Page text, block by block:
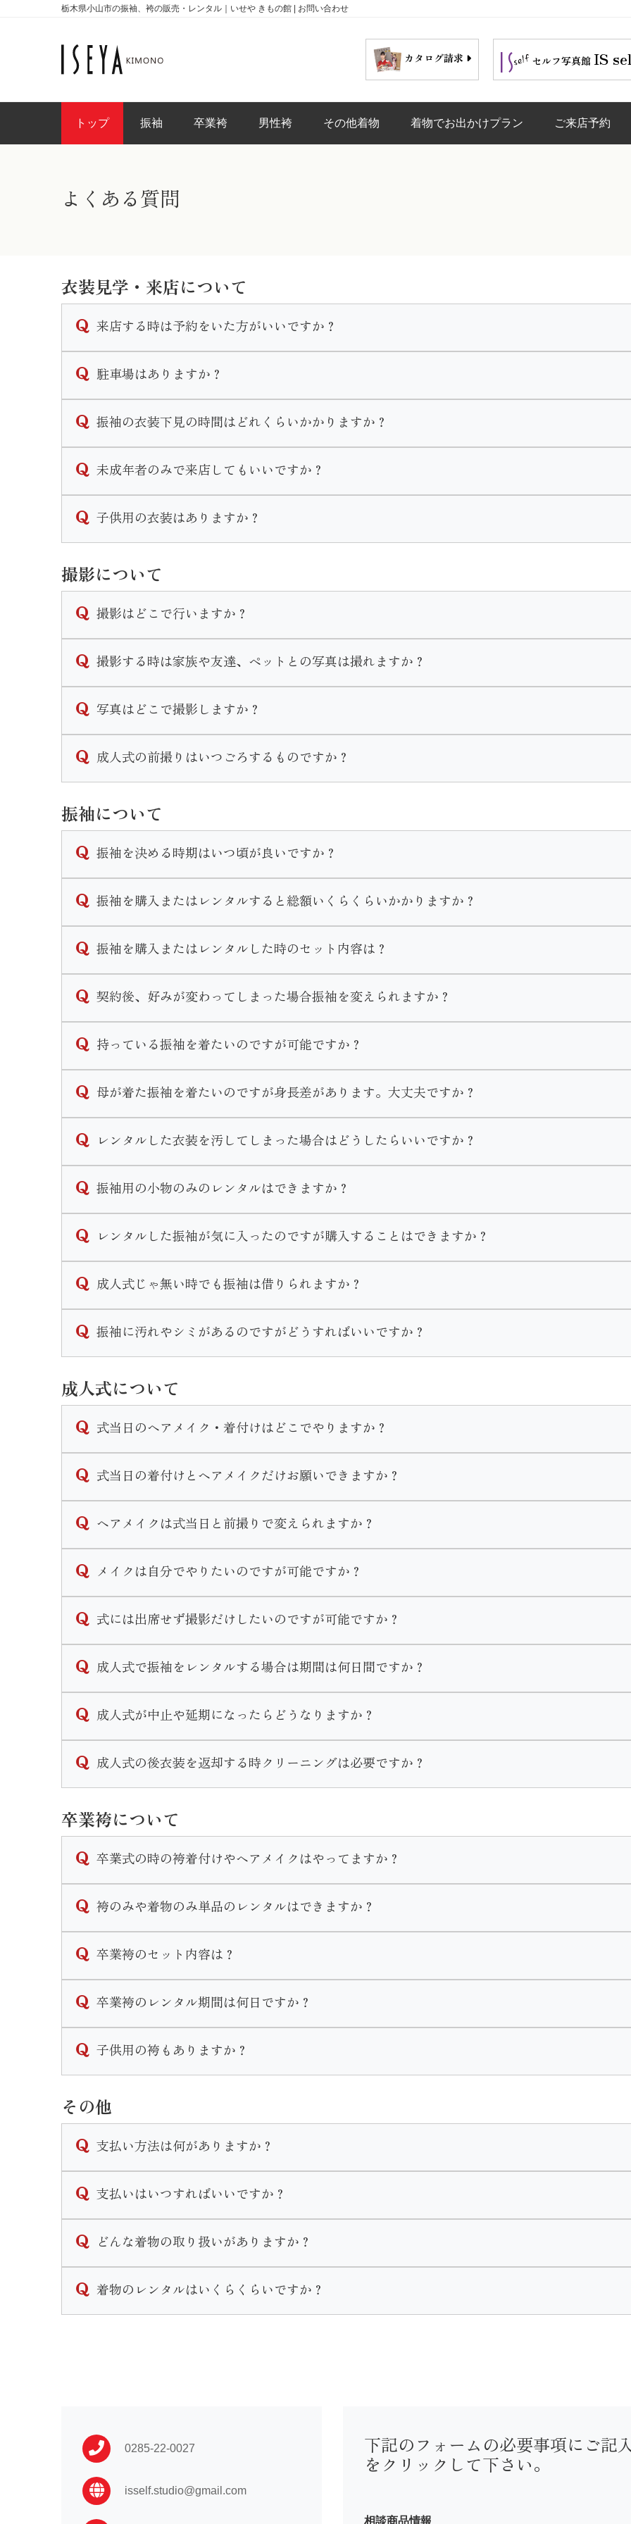
栃木県小山市の振袖、袴の販売・レンタル｜いせや きもの館 | お問い合わせ
カタログ請求 セルフ写真館 IS
トップ 振袖 卒業袴 男性袴 その他着物 着物でお出かけプラン ご来店予約
よくある質問
衣装見学・来店について
来店する時は予約をいた方がいいですか？
可能な限りご予約をいただきます様お願い致します。
なお、ご予約はこのHP内かお電話にて承ります。
駐車場はありますか？
振袖の衣装下見の時間はどれくらいかかりますか？
プラン説明→振袖選び→トータルコーディネート
となります。個人差はありますが１時間半〜２時間程度かかります。
未成年者のみで来店してもいいですか？
振袖一式を気に入ってご契約に至る場合は保護者様の同意が必要となります。
子供用の衣装はありますか？
七五三用の衣装になりますので和装になります。
七五三の詳しいプランはHP内の七五三ページをご覧頂くか店舗までお問い合わせください。
撮影について
撮影はどこで行いますか？
また、スタジオへは階段を登って移動していただく為車椅子でのご移動等の場合は事前にご相談をいただ
撮影する時は家族や友達、ペットとの写真は撮れますか？
家族和装プランや兄妹和装プラン等豊富にご用意しております。
なお家族撮影等の希望がある場合はご予約時にお申し付けくださいませ。
写真はどこで撮影しますか？
成人式の前撮りはいつごろするものですか？
スタジオは予約制となっており年中撮影可能となっておりますので時期や曜日、時間はお客様の御都合に
なお水・木・年末年始は休館日となりますのでご了承くださいませ。
振袖について
振袖を決める時期はいつ頃が良いですか？
当店では高校３年生の夏休み〜春休みの間に決めるお客様が多いです。
決める時期に正解はございませんが早めに動き出すことで豊富な色柄から選べたり、式当日の支度時間が
ます。
振袖を購入またはレンタルすると総額いくらくらいかかりますか？
金額が異なります。
なお、前撮り時の写真代は別途料金となります。
振袖を購入またはレンタルした時のセット内容は？
◆フルセット内容◆
振袖・袋帯・長襦袢・重ね衿・帯揚げ・帯締め・草履・バッグ・ショール・肌着・足袋・着付け小物
その他式当日のお支度と前撮り時のお支度２回分がセットに含まれます。
契約後、好みが変わってしまった場合振袖を変えられますか？
一定期間経過後の変更につきましては手数料が発生いたします。
期間や手数料についての詳しいお問い合わせは店舗までご連絡くださいませ。
持っている振袖を着たいのですが可能ですか？
近年ではお持ちの振袖の小物等を買い替えリメイクしてお召しになる方も多いです。
当店ではリメイクパックプランや単品での小物販売などお客様の需要に合わせてご案内致します。
なお、小物等の購入はせず持ち込み振袖の着付のみのご予約は承っておりません。ご了承くださいませ。
母が着た振袖を着たいのですが身長差があります。大丈夫ですか？
ただ大幅な寸法直しが必要な場合、小さくお直しするのであれば可能ですが大きくするのは難しいこともあ
ご検討のお客様は一度振袖をお持ちの上ご来店頂きご試着して頂きご提案させて頂きますのでお気軽にご
レンタルした衣装を汚してしまった場合はどうしたらいいですか？
万が一、著しく衣装を汚してしまった場合や物をなくしてしまった場合はお直し代や商品代を請求させて
衣装を汚してしまった場合はご返却の際に必ずご一報いただきます様お願い致します。
振袖用の小物のみのレンタルはできますか？
販売のみのご案内となります。
ママ振リメイクプランですとお得に小物を揃えることができます。
レンタルした振袖が気に入ったのですが購入することはできますか？
衣装によってプラス料金は異なりますが振袖一式をそのままご購入いただくことが出来ます。
詳細は店舗までお問い合わせくださいませ。
成人式じゃ無い時でも振袖は借りられますか？
成人式以外の一般レンタルの場合は料金プランが変わります。
振袖に汚れやシミがあるのですがどうすればいいですか？
汚れ具合によっては納期が長くかかる場合もございますのでご着用の２ヶ月程度前にはご来店くださいませ
成人式について
式当日のヘアメイク・着付けはどこでやりますか？
お仕度時間のご予約はご成約時に決定いたします。
当日は営業時間前の早朝から開店し、いせやきもの館内でお支度をします。ヘアメイク・着付け全てのお
せ。
式当日の着付けとヘアメイクだけお願いできますか？
お支度のみのご予約はお断りさせて頂いておりますのでご了承くださいませ。
ヘアメイクは式当日と前撮りで変えられますか？
式当日と前撮りと個々に打ち合わせやカウンセリングを行いますのでその時にお申し付けくださいませ。
メイクは自分でやりたいのですが可能ですか？
メイクだけでなく、ヘアセットは行きつけの美容室でやってくる等の方法もあります。
また一通りのメイクをご自身で行う方もいれば、アイシャドウ やリップ等を着物に合う様ポイントで手直
式には出席せず撮影だけしたいのですが可能ですか？
お持ちの振袖を着用しての撮影「持ち込み撮影コース」と
振袖一式をレンタルして撮影「スタジオプラン」がございます。
どちらのコースでも一度ご来店頂きお打ち合わせや衣装選びをして頂きます。
成人式で振袖をレンタルする場合は期間は何日間ですか？
なお、他の美容室等お客様ご自身で手配してお支度をする場合はレンタル期間は１ヶ月設けております。
成人式が中止や延期になったらどうなりますか？
ご不明な点がございましたらお気軽に店舗までお問い合わせください。
成人式の後衣装を返却する時クリーニングは必要ですか？
ご着用後はそのまま後ご返却頂けます。
なお著しい汚れや破損等がある場合はご返却の際にスタッフまでお伝えいただきます様お願い致します。
卒業袴について
卒業式の時の袴着付けやヘアメイクはやってますか？
なお、着付けとヘアセットの予約は受け付けておりますがメイクの予約は受け付けておりませんのでご自
※衣装完全持ち込みでのお支度予約はご遠慮いただいておりますのでご了承くださいません。
袴のみや着物のみ単品のレンタルはできますか？
なお、草履のみや帯のみ等小物の単品レンタルはありません。
※振袖関連の衣装は単品レンタルは行っておりません。
卒業袴のセット内容は？
２尺袖・袴・襦袢・重ね衿・袴下帯・草履・巾着・肌着・着付け小物がセットになります。
単品でレンタルした場合は
がセットで付いてきます。
単品でも巾着のレンタルは可能ですのでお申し付けください。
※ブーツのレンタルはございません。
卒業袴のレンタル期間は何日ですか？
子供用の袴もありますか？
小学校卒業用の衣装の取り扱いはございません。
その他
支払い方法は何がありますか？
支払いはいつすればいいですか？
振袖や卒業袴などほとんどの衣装の場合ご契約から2週間以内のご入金をお願いしております。
なお、ご着用日、お引き渡しが直近の場合は使用前にご入金いただきます。
どんな着物の取り扱いがありますか？
振袖に関しては販売も行なっております。
その他着付け着物等小物の販売もございます。
着物のレンタルはいくらくらいですか？
黒留袖…33,000〜
喪服 …16,500〜
七五三や初着はプランによって異なる為店舗までお問い合わせ下さい。
0285-22-0027
isself.studio@gmail.com
下記のフォームの必要事項にご記
をクリックして下さい。
相談商品情報